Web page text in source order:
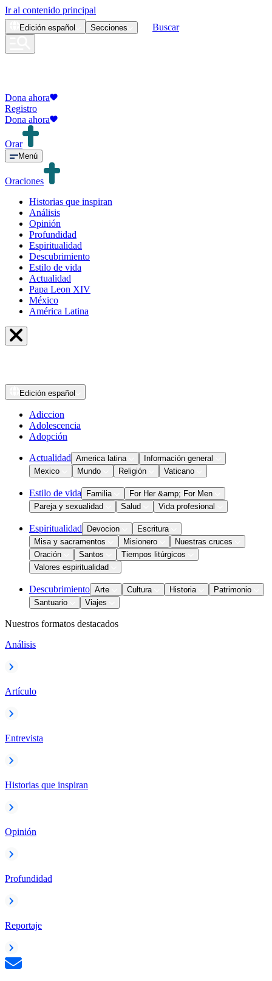
Ir al contenido principal
Edición español Secciones Buscar
Dona ahora
Registro
Dona ahora
Orar
Menú
Oraciones
Historias que inspiran
Análisis
Opinión
Profundidad
Espiritualidad
Descubrimiento
Estilo de vida
Actualidad
Papa Leon XIV
México
América Latina
Edición español
Adiccion
Adolescencia
Adopción
Actualidad America latina
Información general
Mexico
Mundo Religión Vaticano
Estilo de vida Familia
For Her &amp; For Men
Pareja y sexualidad
Salud Vida profesional
Espiritualidad Devocion
Escritura
Misa y sacramentos
Misionero
Nuestras cruces
Oración
Santos
Tiempos litúrgicos
Valores espiritualidad
Descubrimiento Arte Cultura Historia
Patrimonio
Santuario
Viajes
Nuestros formatos destacados
Análisis
Artículo
Entrevista
Historias que inspiran
Opinión
Profundidad
Reportaje